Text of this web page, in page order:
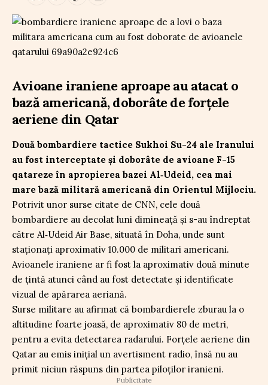
Avioane iraniene aproape au atacat o
bază americană, doborâte de forțele
aeriene din Qatar
Două bombardiere tactice Sukhoi Su-24 ale Iranului
au fost interceptate și doborâte de avioane F-15
qatareze în apropierea bazei Al‑Udeid, cea mai
mare bază militară americană din Orientul Mijlociu.
Potrivit unor surse citate de CNN, cele două
bombardiere au decolat luni dimineață și s-au îndreptat
către Al‑Udeid Air Base, situată în Doha, unde sunt
staționați aproximativ 10.000 de militari americani.
Avioanele iraniene ar fi fost la aproximativ două minute
de țintă atunci când au fost detectate și identificate
vizual de apărarea aeriană.
Surse militare au afirmat că bombardierele zburau la o
altitudine foarte joasă, de aproximativ 80 de metri,
pentru a evita detectarea radarului. Forțele aeriene din
Qatar au emis inițial un avertisment radio, însă nu au
primit niciun răspuns din partea piloților iranieni.
Publicitate